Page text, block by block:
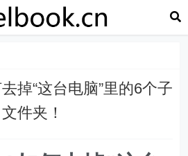
掉“这台电脑”里的6个子
文件夹！